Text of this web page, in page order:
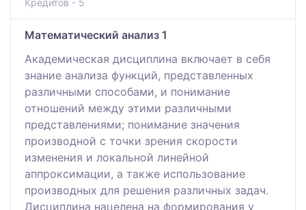
Математический анализ 1
Академическая дисциплина включает в себя
знание анализа функций, представленных
различными способами, и понимание
отношений между этими различными
представлениями; понимание значения
производной с точки зрения скорости
изменения и локальной линейной
аппроксимации, а также использование
производных для решения различных задач.
Дисциплина нацелена на формирования у